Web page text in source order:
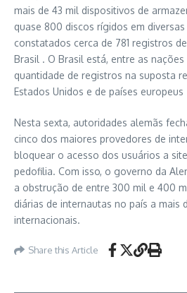
mais de 43 mil dispositivos de
quase 800 discos rígidos em
constatados cerca de 781 registros
Brasil . O Brasil está, entre as
quantidade de registros na suposta
Estados Unidos e de países europeus
Nesta sexta, autoridades alemãs
cinco dos maiores provedores de
bloquear o acesso dos usuários a
pedofilia. Com isso, o governo da
a obstrução de entre 300 mil e 400
diárias de internautas no país a mais
internacionais.
Share this Article